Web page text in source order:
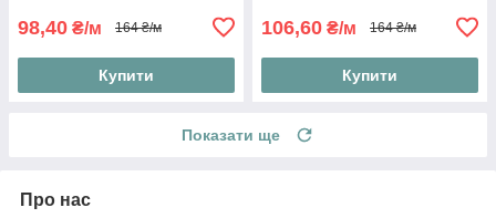
98,40 ₴/м 164 ₴/м
Купити
106,60 ₴/м 164 ₴/м
Купити
Показати ще
Про нас